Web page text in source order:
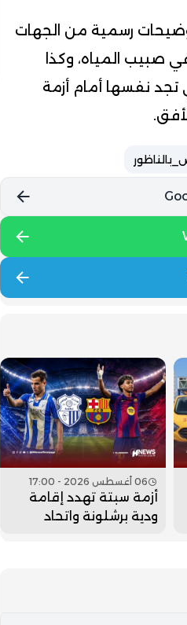
رسمية من الجهات
صبيب المياه، وكذا
تجد نفسها أمام أزمة
06 أغسطس 2026 - 17:00
أزمة سبتة تهدد إقامة
ودية برشلونة واتحاد